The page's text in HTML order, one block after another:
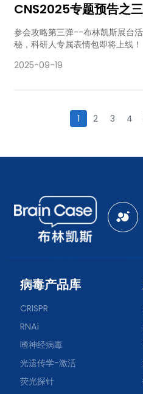
CNS2025专题预告之
略 + 科研人专属表情包
参会攻略第三弹--布林凯斯展台
秘，科研人专属表情包即将上线！
2025-09-19
1 2 3 4
病毒产品库
CRISPR
RNAi
嗜神经病毒
光遗传学-激活
荧光探针